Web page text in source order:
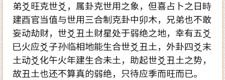
弟爻旺克世爻，属卦克世用之象，但喜占卜之日時
建酉官当值与世用三合制克卦中卯木，兄弟也不敢
妄动劫财，世爻丑土财星处于弱绝之地，幸有五爻
巳火应爻子孙临相地能生合世爻丑土，外卦四爻末
土动爻化午火年建生合未土，助起世爻丑土之势，
故丑土也还不算真的弱绝，只待应季而旺而已。